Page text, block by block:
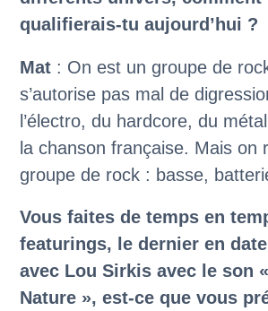
qualifierais-tu aujourd’hui ?
Mat: On est un groupe de
s’autorise pas mal de
l’électro, du hardcore, du
la chanson française. Mais on
groupe de rock : basse,
Vous faites de temps en
featurings, le dernier en
avec Lou Sirkis avec le son
Nature », est-ce que vous